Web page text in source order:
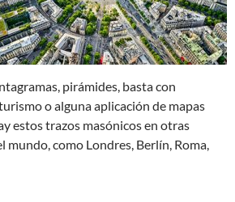
pirámides, basta con
o alguna aplicación de mapas
estos trazos masónicos en otras
mundo, como Londres, Berlín, Roma,